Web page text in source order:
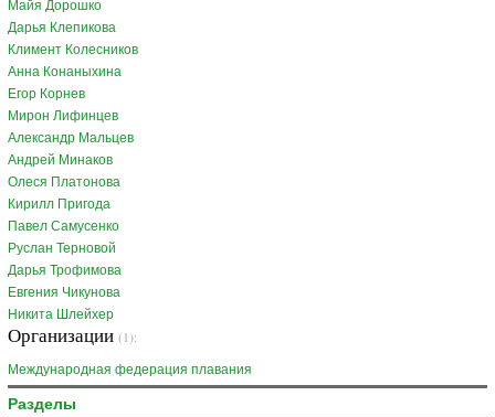
Майя Дорошко
Дарья Клепикова
Климент Колесников
Анна Конаныхина
Егор Корнев
Мирон Лифинцев
Александр Мальцев
Андрей Минаков
Олеся Платонова
Кирилл Пригода
Павел Самусенко
Руслан Терновой
Дарья Трофимова
Евгения Чикунова
Никита Шлейхер
Организации (1):
Международная федерация плавания
Разделы